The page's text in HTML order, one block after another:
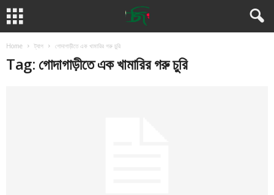
Home ট্যাগ গোদাগাড়ীতে এক খামারির গরু চুরি
Tag: গোদাগাড়ীতে এক খামারির গরু চুরি